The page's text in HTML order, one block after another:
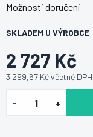
2 727 Kč
3 299,67 Kč včetně DPH
SKLADEM U VÝROBCE
Možnosti doručení